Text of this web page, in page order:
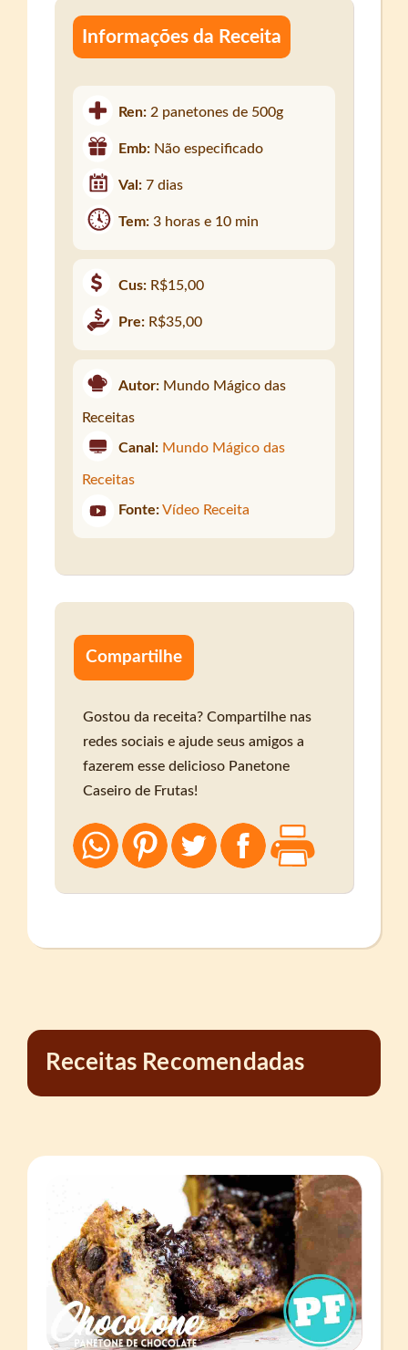
Informações da Receita
Ren: 2 panetones de 500g
Emb: Não especificado
Val:7 dias
Tem:3 horas e 10 min
Cus: R$15,00
Pre: R$35,00
Autor: Mundo Mágico das
Receitas
Canal: Mundo Mágico das
Receitas
Fonte: Vídeo Receita
Compartilhe
Gostou da receita? Compartilhe nas
redes sociais e ajude seus amigos a
fazerem esse delicioso Panetone
Caseiro de Frutas!
Receitas Recomendadas